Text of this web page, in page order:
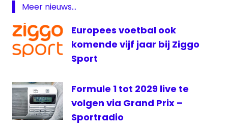
pic.twitter.com/8vPnM3l6zo
— Ziggo Sport F1 (@ZiggoSportF1)
22, 2018
Formule
live
GP
Frankrijk
Grand
prix
Radio
Meer nieuws...
Europees voetbal ook
komende vijf jaar bij Ziggo
Sport
Formule 1 tot 2029 live te
volgen via Grand Prix –
Sportradio